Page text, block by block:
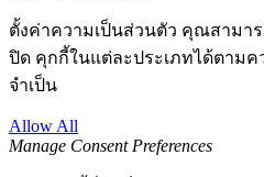
ตั้งค่าความเป็นส่วนตัว คุณสามา
ปิด คุกกี้ในแต่ละประเภทได้ตามค
จำเป็น
Allow All
Manage Consent Preferences